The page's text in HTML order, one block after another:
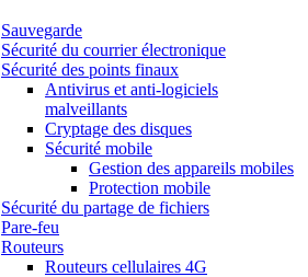
Sauvegarde
Sécurité du courrier électronique
Sécurité des points finaux
Antivirus et anti-logiciels
malveillants
Cryptage des disques
Sécurité mobile
Gestion des appareils mobiles
Protection mobile
Sécurité du partage de fichiers
Pare-feu
Routeurs
Routeurs cellulaires 4G